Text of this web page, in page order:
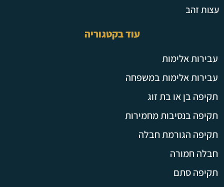
עצות זהב
עוד בקטגוריה
עבירות אלימות
עבירות אלימות במשפחה
תקיפה בן או בת זוג
תקיפה בנסיבות מחמירות
תקיפה הגורמת חבלה
חבלה חמורה
תקיפה סתם